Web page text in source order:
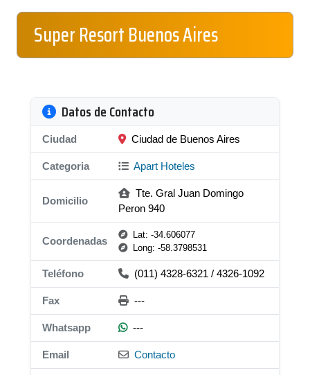
Super Resort Buenos Aires
Datos de Contacto
Ciudad Ciudad de Buenos Aires
Categoria Apart Hoteles
Domicilio
Tte. Gral Juan Domingo
Peron 940
Coordenadas
Lat: -34.606077
Long: -58.3798531
Teléfono (011) 4328-6321 / 4326-1092
Fax ---
Whatsapp ---
Email Contacto